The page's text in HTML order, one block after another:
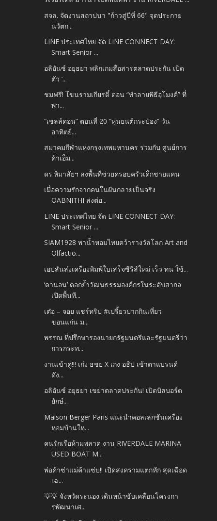
สจล. จัดงานสถาปนา "ก้าวสู่ปีที่ 66" จุดประกาย
นวัตก...
LINE ประเทศไทย จัด LINE CONNECT DAY:
Smart Senior ...
อลิอันซ์ อยุธยา พลิกเกมสื่อสารตลาดประกัน เปิด
ตัว ‘...
ชมฟรี! โขนรามเกียรติ์ ตอน “ทำลายพิธีอุโมงค์” ที่
พา...
“เชลล์ดอน” ตอนที่ 20 “หุ่นยนต์กระป๋อง” วัน
อาทิตย์...
สมาคมกีฬาแห่งกรุงเทพมหานคร ร่วมกับ ศูนย์การ
ค้าเอ็ม...
ดร.หิมาลัยฯ ลงพื้นที่ช่วยครอบครัวเด็กชายแคน
เมื่อความรักจากคนในฝันกลายเป็นจริง
OABNITHI ส่งต่อ...
LINE ประเทศไทย จัด LINE CONNECT DAY:
Smart Senior ...
SIAM1928 พาน้ำหอมไทยคว้ารางวัลโลก Art and
Olfactio...
เอปสันส่งเครื่องพิมพ์ใบเสร็จซีรีส์ใหม่ เร็ว ทน ใช้...
‘ดานอน’ ตอกย้ำวัฒนธรรมองค์กรในระดับสากล
เปิดพื้นที...
เต๋อ – จอย แชร์ทริป #เปรี้ยวปากกินเที่ยว
ขอนแก่น ม...
พรรณ ที่ปรึกษารองนายกรัฐมนตรีและรัฐมนตรีว่า
การกระท...
งานเข้าคู่!!! เก่ง ธชย X เก่ง อธิป เข้าตาแบรนด์
ดัง...
อลิอันซ์ อยุธยา เขย่าตลาดประกัน! เปิดบิลบอร์ด
ยักษ์...
Maison Berger Paris แนะนำคอลเลกชันเครื่อง
หอมบ้านให...
คนรักเรือห้ามพลาด งาน RIVERDALE MARINA
USED BOAT M...
พ่อค้าซ่าแม่ค้าแซ่บ!! เปิดสงครามแตกหัก สุดเฉือด
เฉ...
💡💡 จังหวัดระนอง เดินหน้าขับเคลื่อนโครงกา
รพัฒนาเศ...